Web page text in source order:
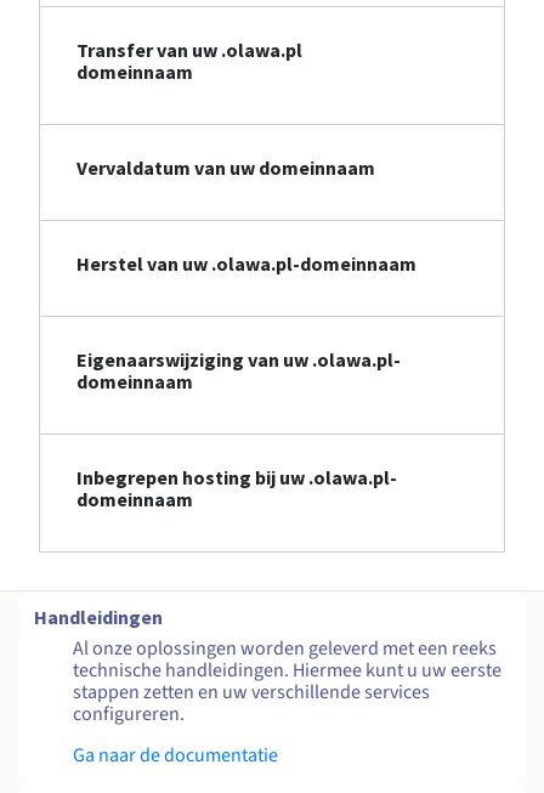
Transfer van uw .olawa.pl
domeinnaam
Vervaldatum van uw domeinnaam
Herstel van uw .olawa.pl-domeinnaam
Eigenaarswijziging van uw .olawa.pl-
domeinnaam
Inbegrepen hosting bij uw .olawa.pl-
domeinnaam
Handleidingen
Al onze oplossingen worden geleverd met een reeks
technische handleidingen. Hiermee kunt u uw eerste
stappen zetten en uw verschillende services
configureren.
Ga naar de documentatie